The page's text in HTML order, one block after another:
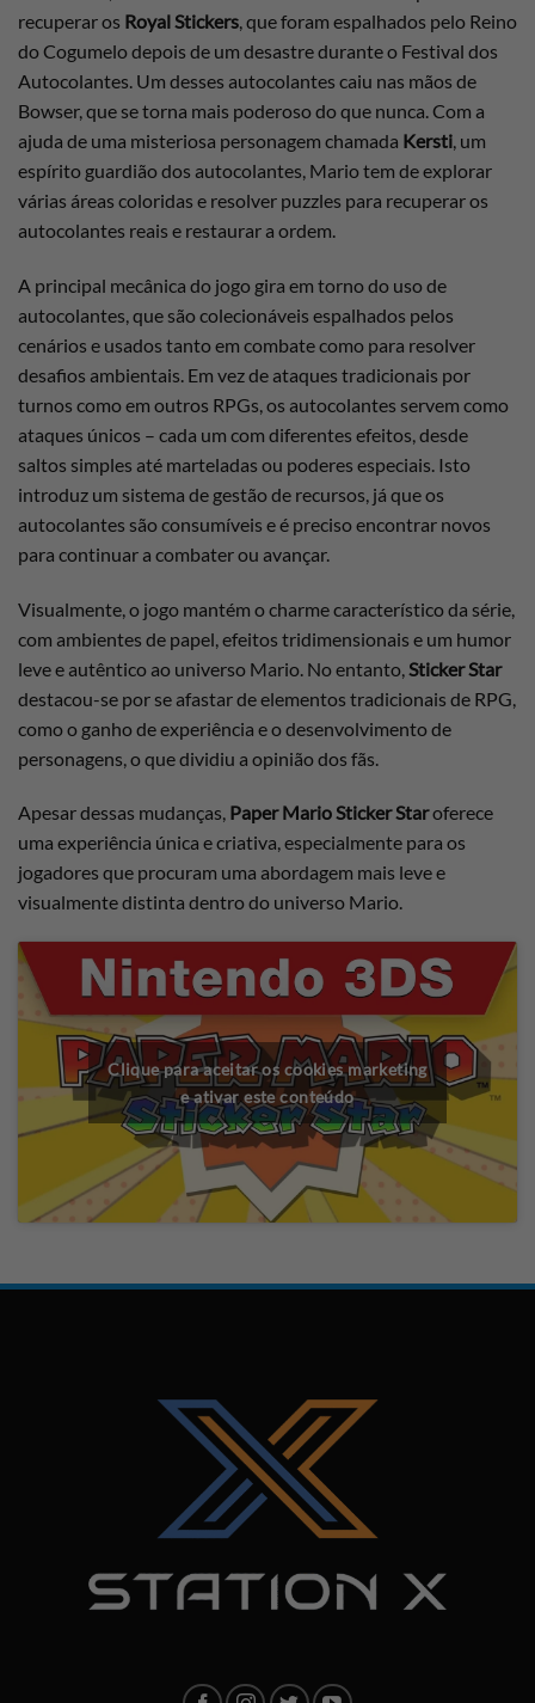
recuperar os Royal Stickers, que foram espalhados pelo Reino
do Cogumelo depois de um desastre durante o Festival dos
Autocolantes. Um desses autocolantes caiu nas mãos de
Bowser, que se torna mais poderoso do que nunca. Com a
ajuda de uma misteriosa personagem chamada Kersti, um
espírito guardião dos autocolantes, Mario tem de explorar
várias áreas coloridas e resolver puzzles para recuperar os
autocolantes reais e restaurar a ordem.
A principal mecânica do jogo gira em torno do uso de
autocolantes, que são colecionáveis espalhados pelos
cenários e usados tanto em combate como para resolver
desafios ambientais. Em vez de ataques tradicionais por
turnos como em outros RPGs, os autocolantes servem como
ataques únicos – cada um com diferentes efeitos, desde
saltos simples até marteladas ou poderes especiais. Isto
introduz um sistema de gestão de recursos, já que os
autocolantes são consumíveis e é preciso encontrar novos
para continuar a combater ou avançar.
Visualmente, o jogo mantém o charme característico da série,
com ambientes de papel, efeitos tridimensionais e um humor
leve e autêntico ao universo Mario. No entanto, Sticker Star
destacou-se por se afastar de elementos tradicionais de RPG,
como o ganho de experiência e o desenvolvimento de
personagens, o que dividiu a opinião dos fãs.
Apesar dessas mudanças, Paper Mario Sticker Staroferece
uma experiência única e criativa, especialmente para os
jogadores que procuram uma abordagem mais leve e
visualmente distinta dentro do universo Mario.
Clique para aceitar os cookies marketing
e ativar este conteúdo